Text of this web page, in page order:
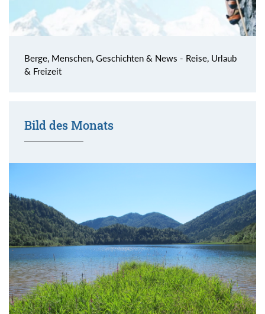
Berge, Menschen, Geschichten & News - Reise, Urlaub
& Freizeit
Bild des Monats